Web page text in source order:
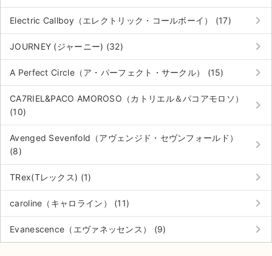
Electric Callboy（エレクトリック・コールボーイ） (17) keyboard_arrow_right
JOURNEY (ジャーニー) (32) keyboard_arrow_right
A Perfect Circle（ア・パーフェクト・サークル） (15) keyboard_arrow_right
CA7RIEL&PACO AMOROSO（カトリエル＆パコアモロソ）
(10)
keyboard_arrow_right
Avenged Sevenfold（アヴェンジド・セヴンフォールド）
(8)
keyboard_arrow_right
TRex(Tレックス) (1) keyboard_arrow_right
caroline（キャロライン） (11) keyboard_arrow_right
Evanescence（エヴァネッセンス） (9) keyboard_arrow_right